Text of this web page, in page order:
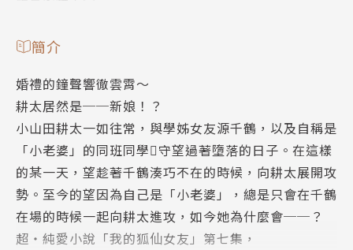
簡介
婚禮的鐘聲響徹雲霄～
耕太居然是──新娘！？
小山田耕太一如往常，與學姊女友源千鶴，以及自稱是
「小老婆」的同班同學守望過著墮落的日子。在這樣
的某一天，望趁著千鶴湊巧不在的時候，向耕太展開攻
勢。至今的望因為自己是「小老婆」，總是只會在千鶴
在場的時候一起向耕太進攻，如今她為什麼會──？
超‧純愛小說「我的狐仙女友」第七集，